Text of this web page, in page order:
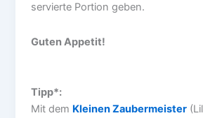
servierte Portion geben.
Guten Appetit!
Tipp*:
Mit dem Kleinen Zaubermeister